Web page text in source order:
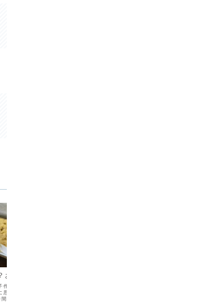
お菓子作り
作りをしました。 朝
思い立ち、レシピを
もかからず出来上が